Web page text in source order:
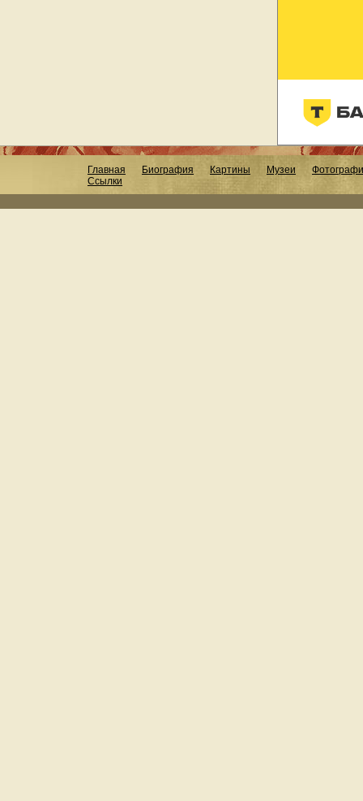
Главная Биография Картины Музеи
Ссылки